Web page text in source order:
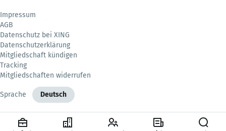
Impressum
AGB
Datenschutz bei XING
Datenschutzerklärung
Mitgliedschaft kündigen
Tracking
Mitgliedschaften widerrufen
Sprache Deutsch